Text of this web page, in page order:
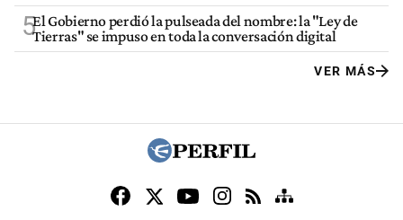
5El Gobierno perdió la pulseada del nombre: la "Ley de
Tierras" se impuso en toda la conversación digital
VER MÁS